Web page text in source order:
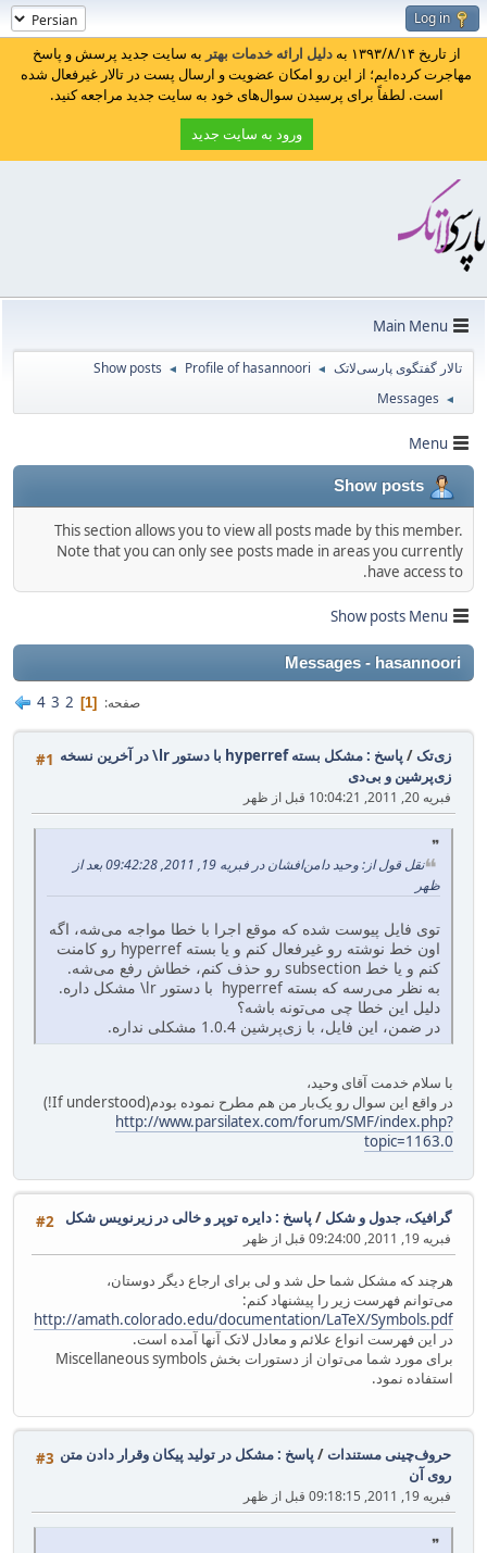
Log in
از تاریخ ۱۳۹۳/۸/۱۴ به دلیل ارائه خدمات بهتر به سایت جدید پرسش و پاسخ
مهاجرت کرده‌ایم؛ از این رو امکان عضویت و ارسال پست در تالار غیرفعال شده
است. لطفاً برای پرسیدن سوال‌های خود به سایت جدید مراجعه کنید.
ورود به سایت جدید
Main Menu
تالار گفتگوی پارسی‌لاتک ◄
Profile of hasannoori
◄
Show posts
◄
Messages
Menu
Show posts
This section allows you to view all posts made by this member.
Note that you can only see posts made in areas you currently
have access to.
Show posts Menu
Messages - hasannoori
صفحه 1
2
3
4
#1 زی‌تک/
پاسخ : مشکل بسته hyperref با دستور lr\ در آخرین نسخه
زی‌پرشین و بی‌دی
فبریه 20, 2011, 10:04:21 قبل از ظهر
نقل قول از: وحید دامن‌افشان در فبریه 19, 2011, 09:42:28 بعد از
ظهر
توی فایل پیوست شده که موقع اجرا با خطا مواجه می‌شه، اگه
اون خط نوشته رو غیرفعال کنم و یا بسته hyperref رو کامنت
کنم و یا خط subsection رو حذف کنم، خطاش رفع می‌شه.
به نظر می‌رسه که بسته hyperref با دستور lr\ مشکل داره.
دلیل این خطا چی می‌تونه باشه؟
در ضمن، این فایل، با زی‌پرشین 1.0.4 مشکلی نداره.
با سلام خدمت آقای وحید،
در واقع این سوال رو یک‌بار من هم مطرح نموده بودم(If understood!)
http://www.parsilatex.com/forum/SMF/index.php?
topic=1163.0
#2 گرافیک، جدول و شکل / پاسخ : دایره توپر و خالی در زیرنویس شکل
فبریه 19, 2011, 09:24:00 قبل از ظهر
هرچند که مشکل شما حل شد و لی برای ارجاع دیگر دوستان،
می‌توانم فهرست زیر را پیشنهاد کنم:
http://amath.colorado.edu/documentation/LaTeX/Symbols.pdf
در این فهرست انواع علائم و معادل لاتک آنها آمده است.
برای مورد شما می‌توان از دستورات بخش Miscellaneous symbols
استفاده نمود.
#3 حروف‌چینی مستندات/ پاسخ : مشکل در تولید پیکان وقرار دادن متن
روی آن
فبریه 19, 2011, 09:18:15 قبل از ظهر